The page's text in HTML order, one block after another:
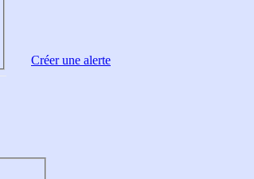
Créer une alerte